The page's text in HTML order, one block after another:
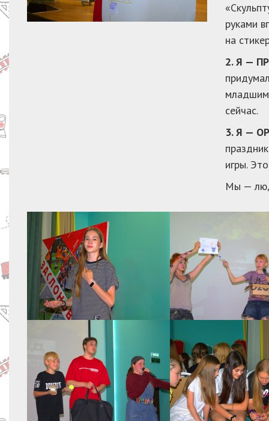
руками
на
2. Я —
сейчас.
3. Я —
игры.
Мы —